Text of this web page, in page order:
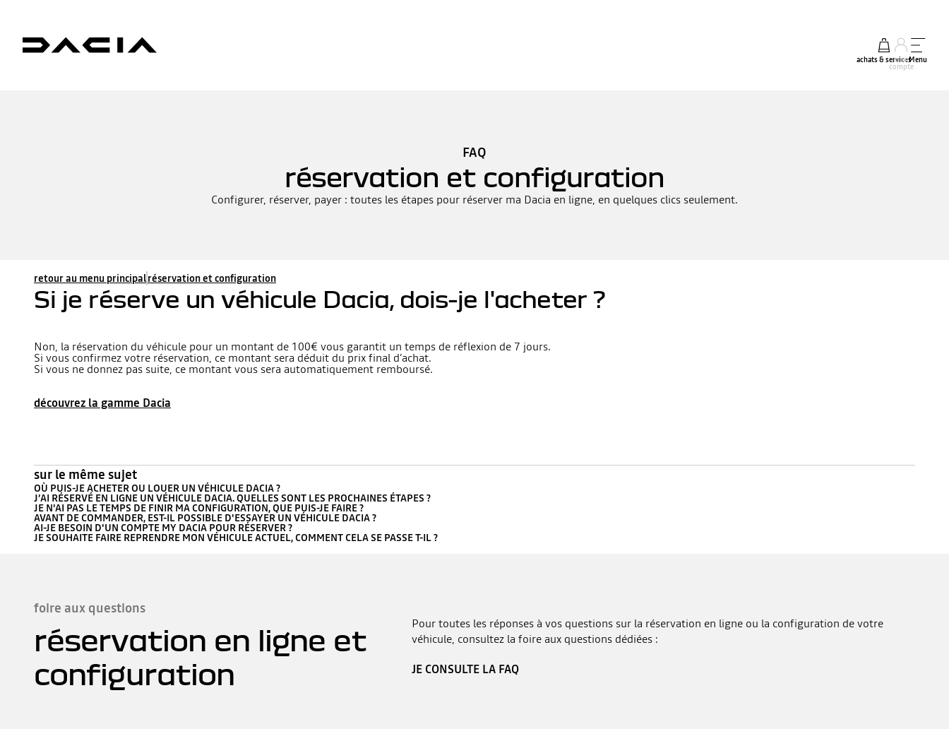
achats & services
mon
compte
Menu
FAQ
réservation et configuration
Configurer, réserver, payer : toutes les étapes pour réserver ma Dacia en ligne, en quelques clics seulement.
retour au menu principalréservation et configuration
Si je réserve un véhicule Dacia, dois-je l'acheter ?
Non, la réservation du véhicule pour un montant de 100€ vous garantit un temps de réflexion de 7 jours.
Si vous confirmez votre réservation, ce montant sera déduit du prix final d’achat.
Si vous ne donnez pas suite, ce montant vous sera automatiquement remboursé.
découvrez la gamme Dacia
sur le même sujet
OÙ PUIS-JE ACHETER OU LOUER UN VÉHICULE DACIA ?
J’AI RÉSERVÉ EN LIGNE UN VÉHICULE DACIA. QUELLES SONT LES PROCHAINES ÉTAPES ?
JE N'AI PAS LE TEMPS DE FINIR MA CONFIGURATION, QUE PUIS-JE FAIRE ?
AVANT DE COMMANDER, EST-IL POSSIBLE D'ESSAYER UN VÉHICULE DACIA ?
AI-JE BESOIN D'UN COMPTE MY DACIA POUR RÉSERVER ?
JE SOUHAITE FAIRE REPRENDRE MON VÉHICULE ACTUEL, COMMENT CELA SE PASSE T-IL ?
foire aux questions
réservation en ligne et
configuration
Pour toutes les réponses à vos questions sur la réservation en ligne ou la configuration de votre
véhicule, consultez la foire aux questions dédiées :
JE CONSULTE LA FAQ